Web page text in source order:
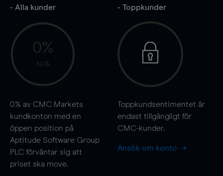
- Alla kunder
0%
N/A
0% av CMC Markets
kundkonton med en
öppen position på
Aptitude Software Group
PLC förväntar sig att
priset ska move.
- Toppkunder
Toppkundsentimentet är
endast tillgängligt för
CMC-kunder.
Ansök om konto